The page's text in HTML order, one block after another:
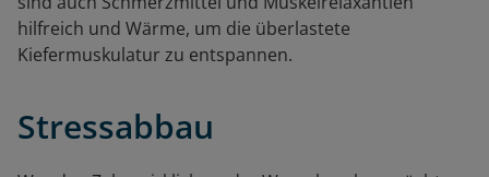
hilfreich und Wärme, um die überlastete
Kiefermuskulatur zu entspannen.
Stressabbau